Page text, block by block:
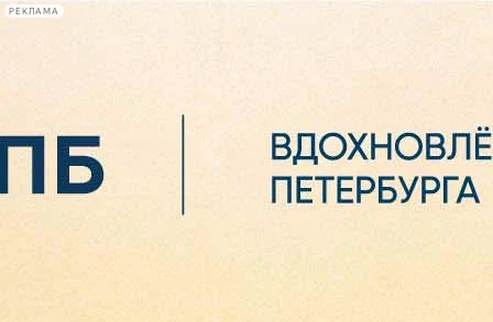
РЕКЛАМА
Сегодня:
2026.08.06
05:34